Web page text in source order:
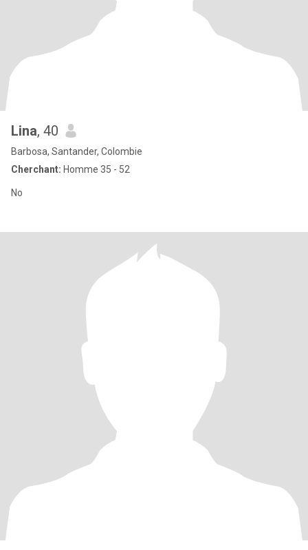
Lina, 40
Barbosa, Santander, Colombie
Cherchant: Homme 35 - 52
No